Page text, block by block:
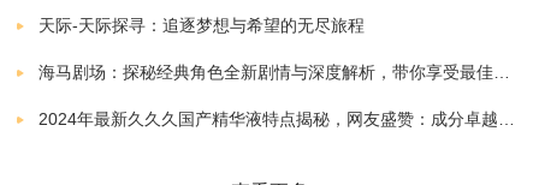
天际-天际探寻：追逐梦想与希望的无尽旅程
海马剧场：探秘经典角色全新剧情与深度解析，带你享受最佳观剧指南
2024年最新久久久国产精华液特点揭秘，网友盛赞：成分卓越，效果显著！